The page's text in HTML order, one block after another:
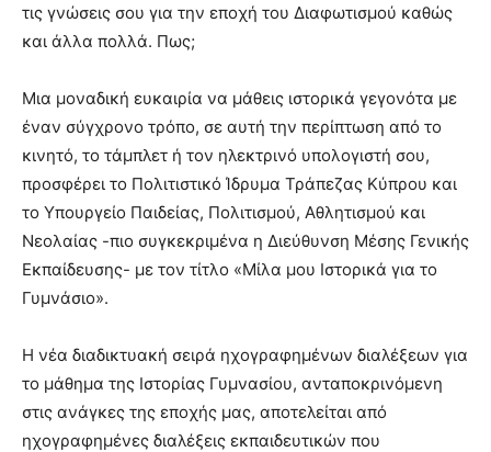
τις γνώσεις σου για την εποχή του Διαφωτισμού καθώς
και άλλα πολλά. Πως;
Μια μοναδική ευκαιρία να μάθεις ιστορικά γεγονότα με
έναν σύγχρονο τρόπο, σε αυτή την περίπτωση από το
κινητό, το τάμπλετ ή τον ηλεκτρινό υπολογιστή σου,
προσφέρει το Πολιτιστικό Ίδρυμα Τράπεζας Κύπρου και
το Υπουργείο Παιδείας, Πολιτισμού, Αθλητισμού και
Νεολαίας -πιο συγκεκριμένα η Διεύθυνση Μέσης Γενικής
Εκπαίδευσης- με τον τίτλο «Μίλα μου Ιστορικά για το
Γυμνάσιο».
Η νέα διαδικτυακή σειρά ηχογραφημένων διαλέξεων για
το μάθημα της Ιστορίας Γυμνασίου, ανταποκρινόμενη
στις ανάγκες της εποχής μας, αποτελείται από
ηχογραφημένες διαλέξεις εκπαιδευτικών που